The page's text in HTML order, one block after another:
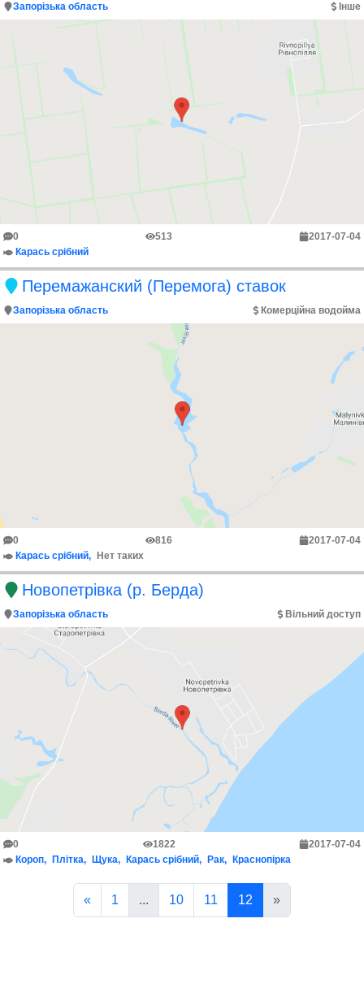
Запорізька область Інше
0 513
2017-07-04
Карась срібний
Перемажанский (Перемога) ставок
Запорізька область Комерційна водойма
0 816
2017-07-04
Карась срібний
Нет таких
Новопетрівка (р. Берда)
Запорізька область Вільний доступ
0 1822
2017-07-04
Короп
Плітка Щука Карась срібний Рак Краснопірка
« 1 ... 10 11 12 »